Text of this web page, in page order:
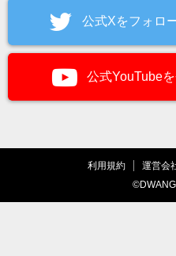
公式Xをフォロ
公式YouTube
利用規約 運営会